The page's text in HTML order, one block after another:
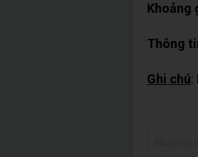
Khoảng
Thông
Ghi chú: